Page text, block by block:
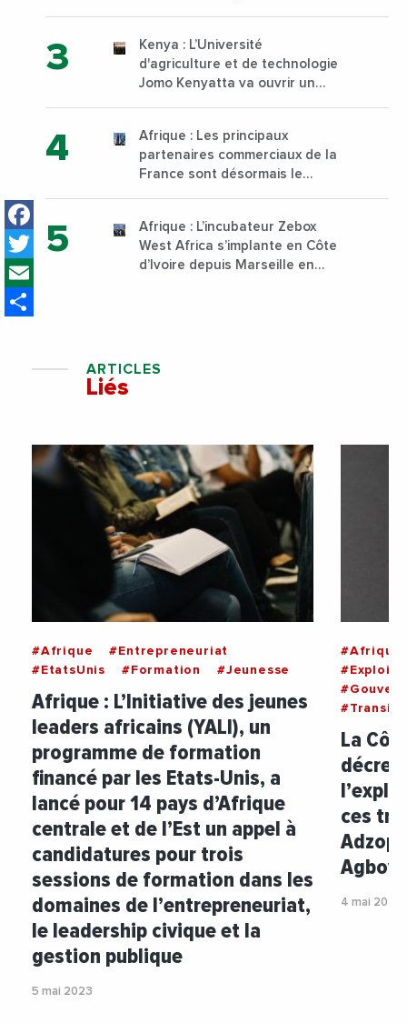
Facebook
Twitter
Kenya : L’Université
d'agriculture et de technologie
Jomo Kenyatta va ouvrir un
sur son campus de Karen à
Nairobi dès janvier 2023
Afrique : Les principaux
partenaires commerciaux de la
France sont désormais le
Afrique : L’incubateur Zebox
West Africa s’implante en Côte
d’Ivoire depuis Marseille en
ARTICLES
Liés
#Afrique
#Entrepreneuriat
#EtatsUnis
#Formation #Jeunesse
Afrique : L’Initiative des jeunes
leaders africains (YALI), un
programme de formation
financé par les Etats-Unis, a
lancé pour 14 pays d’Afrique
centrale et de l’Est un appel à
candidatures pour trois
sessions de formation dans les
domaines de l’entrepreneuriat,
le leadership civique et la
gestion publique
5 mai 2023
#Afrique
La
ces
4 mai 2023